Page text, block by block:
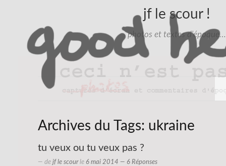
jf le scour !
photos et textes d'époque…
Archives du Tags: ukraine
tu veux ou tu veux pas ?
— de jf le scourle 6 mai 2014 — 6 Réponses